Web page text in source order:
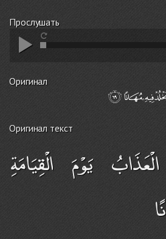
Прослушать
Оригинал
Оригинал текст
يَوْمَ الْقِيَامَةِ